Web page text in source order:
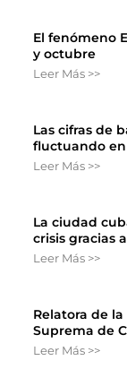
El fenómeno
y octubre
Leer Más >>
Las cifras de
fluctuando
Leer Más >>
La ciudad
crisis gracias
Leer Más >>
Relatora de
Suprema de
Leer Más >>